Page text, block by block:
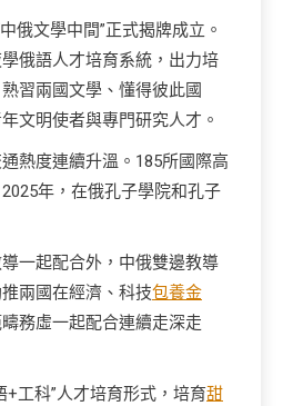
俄文學中間”正式揭牌成立。
俄語人才培育系統，出力培
習兩國文學、懂得彼此國
文明使者與專門研究人才。
熱度連續升溫。185所國際高
年，在俄孔子學院和孔子
一起配合外，中俄雙邊教導
兩國在經濟、科技包養金
務虛一起配合連續走深走
+工科”人才培育形式，培育甜